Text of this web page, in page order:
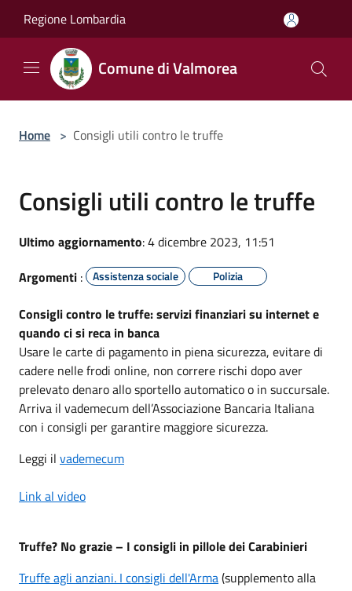
Regione Lombardia
Comune di Valmorea
Home > Consigli utili contro le truffe
Consigli utili contro le truffe
Ultimo aggiornamento: 4 dicembre 2023, 11:51
Argomenti : Assistenza sociale Polizia
Consigli contro le truffe: servizi finanziari su internet e
quando ci si reca in banca
Usare le carte di pagamento in piena sicurezza, evitare di
cadere nelle frodi online, non correre rischi dopo aver
prelevato denaro allo sportello automatico o in succursale.
Arriva il vademecum dell’Associazione Bancaria Italiana
con i consigli per garantire maggiore sicurezza.
Leggi il vademecum
Link al video
Truffe? No grazie – I consigli in pillole dei Carabinieri
Truffe agli anziani. I consigli dell'Arma(supplemento alla